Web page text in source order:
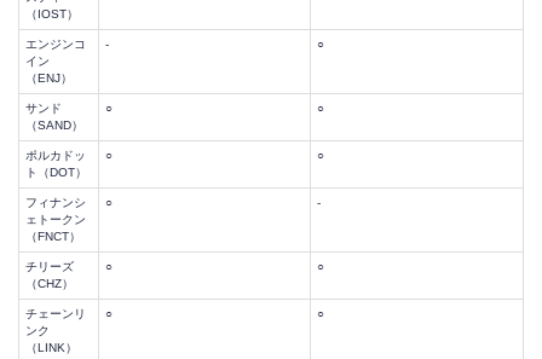
（IOST）
エンジンコ
イン
（ENJ）
- ○
サンド
（SAND）
○ ○
ポルカドッ
ト（DOT）
○ ○
フィナンシ
ェトークン
（FNCT）
○ -
チリーズ
（CHZ）
○ ○
チェーンリ
ンク
（LINK）
○ ○